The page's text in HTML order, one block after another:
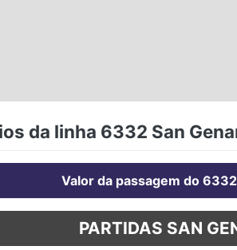
da linha 6332 San
Valor da passagem do
PARTIDAS SAN